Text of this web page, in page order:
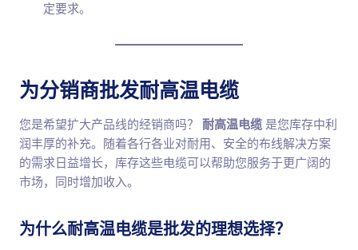
定要求。
为分销商批发耐高温电缆
您是希望扩大产品线的经销商吗？ 耐高温电缆 是您库存中利
润丰厚的补充。随着各行各业对耐用、安全的布线解决方案
的需求日益增长，库存这些电缆可以帮助您服务于更广阔的
市场，同时增加收入。
为什么耐高温电缆是批发的理想选择？